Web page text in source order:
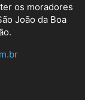
os moradores
João da Boa